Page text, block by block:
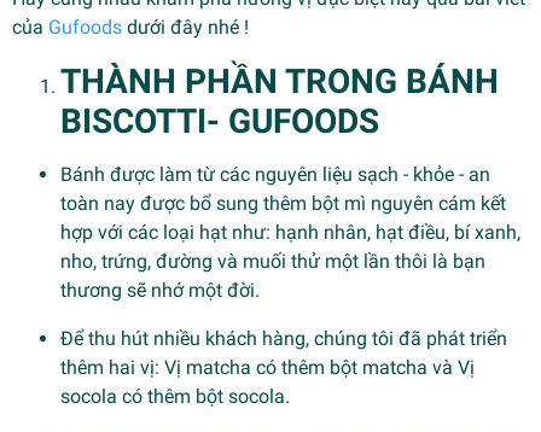
của Gufoods dưới đây nhé !
THÀNH PHẦN TRONG BÁNH
BISCOTTI- GUFOODS
Bánh được làm từ các nguyên liệu sạch - khỏe - an
toàn nay được bổ sung thêm bột mì nguyên cám kết
hợp với các loại hạt như: hạnh nhân, hạt điều, bí xanh,
nho, trứng, đường và muối thử một lần thôi là bạn
thương sẽ nhớ một đời.
Để thu hút nhiều khách hàng, chúng tôi đã phát triển
thêm hai vị: Vị matcha có thêm bột matcha và Vị
socola có thêm bột socola.